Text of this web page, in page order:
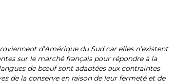
d’Amérique du Sud car elles n’existent
sur le marché français pour répondre à la
de bœuf sont adaptées aux contraintes
de la conserve en raison de leur fermeté et de